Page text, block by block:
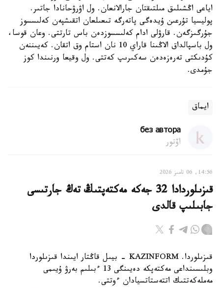
اياعى اڭشىلىق مىلتىقتان جارالانعان. ول اۋرۋحانادا جاتىر.
پوليسيا تۇرعىن ۇيدەگى پاتەرگە تىعىلعان اتقىشپەن كەلىسسوز
جۇرگىزگەن. قارۋلى ادام كەلىسسوزدەن باس تارتتى. وعان قوسا،
ول باسپالداق الاڭىنا قاراي 10 نان استام وق اتقان. كەيىننەن
كۇدىكتى تەرەزەدەن سەكىرىپ كەتتى. ول وقيعا ورنىندا كوز
جۇمدى.
ايماق
без автора
اۆتور
14:56, 06 تامىز 2026
قىزىلوردادا 32 جەكە مەكتەپتىڭ تەڭ جارتىسى
جابىلىپ قالدى
قىزىلوردا. KAZINFORM - بيىل قاڭتار ايىندا قىزىلوردا
وبلىسىنداعى مەكتەپكە دەيىنگى 13 ءبىلىم بەرۋ ۇيىمى
مەملەكەتتىك اتتەستاتسيادان ءوتتى.